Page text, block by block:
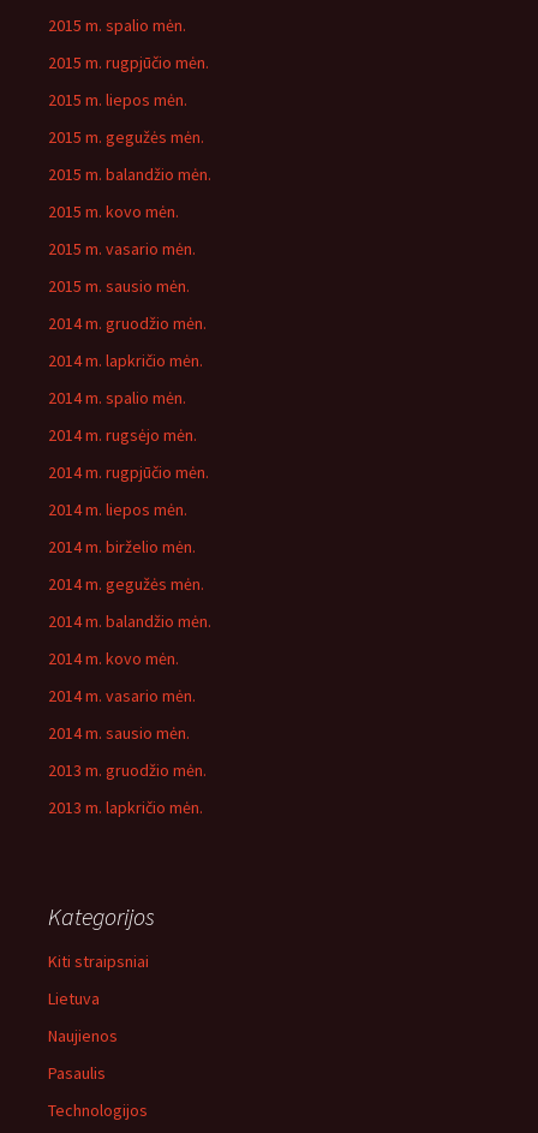
2015 m. spalio mėn.
2015 m. rugpjūčio mėn.
2015 m. liepos mėn.
2015 m. gegužės mėn.
2015 m. balandžio mėn.
2015 m. kovo mėn.
2015 m. vasario mėn.
2015 m. sausio mėn.
2014 m. gruodžio mėn.
2014 m. lapkričio mėn.
2014 m. spalio mėn.
2014 m. rugsėjo mėn.
2014 m. rugpjūčio mėn.
2014 m. liepos mėn.
2014 m. birželio mėn.
2014 m. gegužės mėn.
2014 m. balandžio mėn.
2014 m. kovo mėn.
2014 m. vasario mėn.
2014 m. sausio mėn.
2013 m. gruodžio mėn.
2013 m. lapkričio mėn.
Kategorijos
Kiti straipsniai
Lietuva
Naujienos
Pasaulis
Technologijos